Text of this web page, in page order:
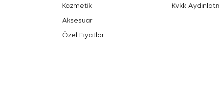
Kozmetik
Aksesuar
Özel Fiyatlar
Kvkk